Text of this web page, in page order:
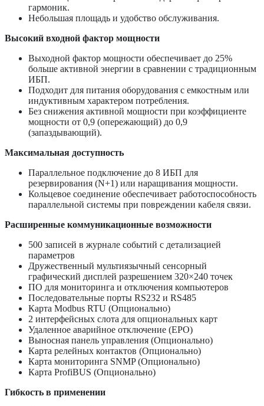
гармоник.
Небольшая площадь и удобство обслуживания.
Высокий входной фактор мощности
Выходной фактор мощности обеспечивает до 25%
больше активной энергии в сравнении с традиционным
ИБП.
Подходит для питания оборудования с емкостным или
индуктивным характером потребления.
Без снижения активной мощности при коэффициенте
мощности от 0,9 (опережающий) до 0,9
(запаздывающий).
Максимальная доступность
Параллельное подключение до 8 ИБП для
резервирования (N+1) или наращивания мощности.
Кольцевое соединение обеспечивает работоспособность
параллельной системы при повреждении кабеля связи.
Расширенные коммуникационные возможности
500 записей в журнале событий с детализацией
параметров
Дружественный мультиязычный сенсорный
графический дисплей разрешением 320×240 точек
ПО для мониторинга и отключения компьютеров
Последовательные порты RS232 и RS485
Карта Modbus RTU (Опционально)
2 интерфейсных слота для опциональных карт
Удаленное аварийное отключение (EPO)
Выносная панель управления (Опционально)
Карта релейных контактов (Опционально)
Карта мониторинга SNMP (Опционально)
Карта ProfiBUS (Опционально)
Гибкость в применении